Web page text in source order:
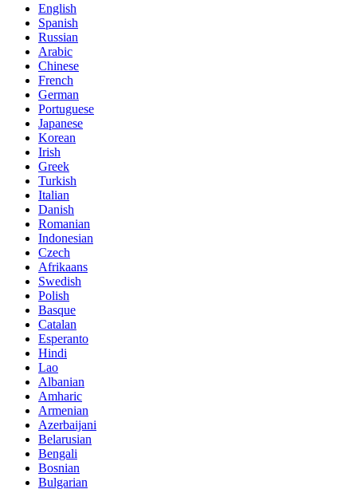
English
Spanish
Russian
Arabic
Chinese
French
German
Portuguese
Japanese
Korean
Irish
Greek
Turkish
Italian
Danish
Romanian
Indonesian
Czech
Afrikaans
Swedish
Polish
Basque
Catalan
Esperanto
Hindi
Lao
Albanian
Amharic
Armenian
Azerbaijani
Belarusian
Bengali
Bosnian
Bulgarian